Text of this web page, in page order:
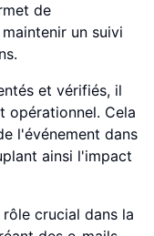
de
un suivi
et vérifiés, il
opérationnel. Cela
l'événement dans
ainsi l'impact
crucial dans la